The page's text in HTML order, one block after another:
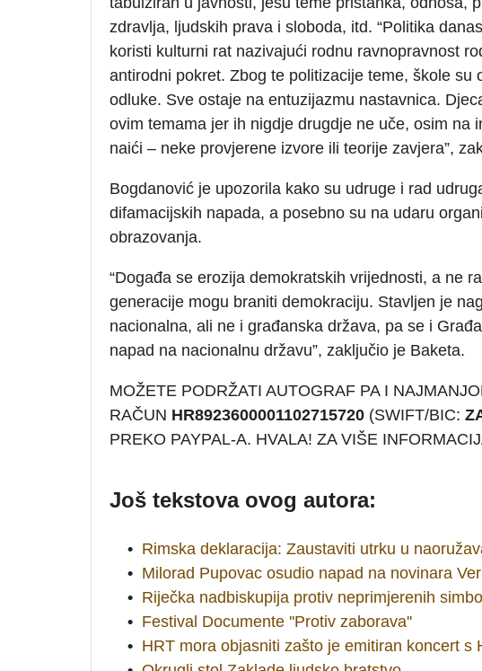
zdravlja, ljudskih prava i sloboda, itd. “Politika
koristi kulturni rat nazivajući rodnu ravnopravnost
antirodni pokret. Zbog te politizacije teme, škole su
odluke. Sve ostaje na entuzijazmu nastavnica.
ovim temama jer ih nigdje drugdje ne uče, osim na
naići – neke provjerene izvore ili teorije zavjera”,
Bogdanović je upozorila kako su udruge i rad
difamacijskih napada, a posebno su na udaru
obrazovanja.
“Događa se erozija demokratskih vrijednosti, a ne
generacije mogu braniti demokraciju. Stavljen je
nacionalna, ali ne i građanska država, pa se i
napad na nacionalnu državu”, zaključio je Baketa.
MOŽETE PODRŽATI AUTOGRAF PA I
RAČUN HR8923600001102715720 (SWIFT/BIC:
PREKO PAYPAL-A. HVALA! ZA VIŠE
Još tekstova ovog autora:
• Rimska deklaracija: Zaustaviti utrku u
• Milorad Pupovac osudio napad na novinara
• Riječka nadbiskupija protiv neprimjerenih
• Festival Documente ''Protiv zaborava''
• HRT mora objasniti zašto je emitiran koncert s